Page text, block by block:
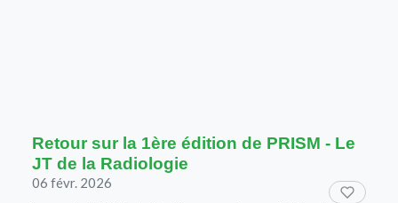
Retour sur la 1ère édition de PRISM - Le
JT de la Radiologie
06 févr. 2026